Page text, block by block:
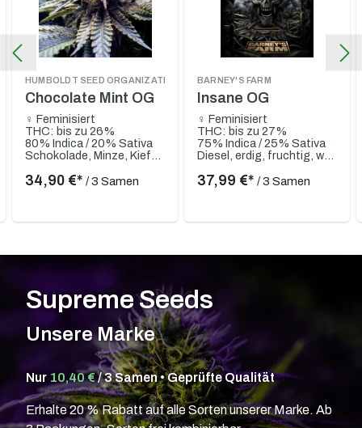
HUMBOLDT SEED ORGANIZATION
Chocolate Mint OG
♀ Feminisiert
THC: bis zu 26%
80% Indica / 20% Sativa
34,90 €* / 3 Samen
BARNEY'S FARM
Insane OG
♀ Feminisiert
THC: bis zu 27%
75% Indica / 25% Sativa
37,99 €* / 3 Samen
Supreme Seeds
Unsere Marke
Nur 10,40 €/ 3 Samen • Geprüfte Qualität
Erhalte 20 % Rabatt auf alle Sorten unserer Marke. Ab